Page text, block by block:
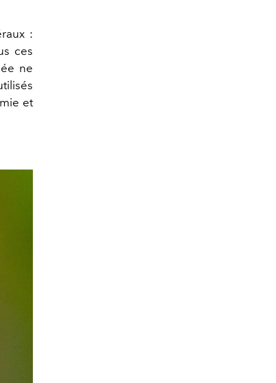
:
ces
ne
et